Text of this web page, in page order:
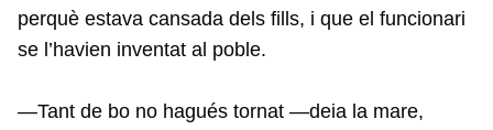
perquè estava cansada dels fills, i que el funcionari
se l’havien inventat al poble.
—Tant de bo no hagués tornat —deia la mare,